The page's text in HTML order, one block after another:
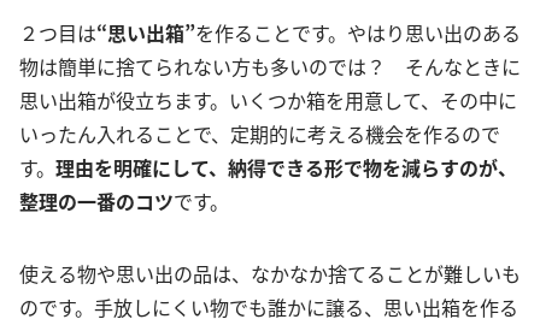
２つ目は“思い出箱”を作ることです。やはり思い出のある
物は簡単に捨てられない方も多いのでは？ そんなときに
思い出箱が役立ちます。いくつか箱を用意して、その中に
いったん入れることで、定期的に考える機会を作るので
す。 理由を明確にして、納得できる形で物を減らすのが、
整理の一番のコツです。
使える物や思い出の品は、なかなか捨てることが難しいも
のです。手放しにくい物でも誰かに譲る、思い出箱を作る